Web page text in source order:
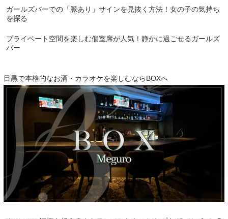
ガールズバーでの「脈あり」サインを見抜く方法！女の子の気持ち
を探る
プライベート空間を楽しむ個室席が人気！静かに過ごせるガールズ
バー
目黒で本格的なお酒・カラオケを楽しむならBOXへ